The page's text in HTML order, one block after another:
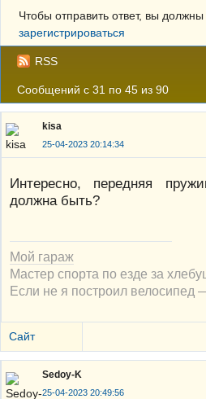
Чтобы отправить ответ, вы должны
зарегистрироваться
RSS
Сообщений с 31 по 45 из 90
kisa
25-04-2023 20:14:34
Интересно, передняя
должна быть?
Мой гараж
Мастер спорта по езде за
Если не я построил велосипед
Сайт
Sedoy-K
25-04-2023 20:49:56